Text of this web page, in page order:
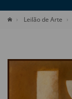
Leilão de Arte